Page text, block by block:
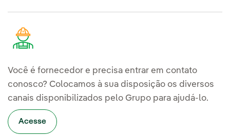
Você é fornecedor e precisa entrar em contato
conosco? Colocamos à sua disposição os diversos
canais disponibilizados pelo Grupo para ajudá-lo.
Acesse